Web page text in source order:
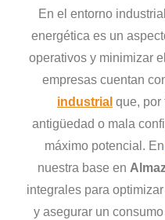
En el entorno
energética es un
operativos y minimizar
empresas cuentan
industrial que, por
antigüedad o mala
máximo potencial. En
nuestra base en
integrales para
y asegurar un